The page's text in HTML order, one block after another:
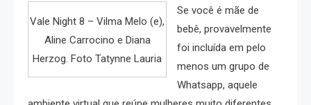
Vale Night 8 – Vilma Melo (e),
Aline Carrocino e Diana
Herzog. Foto Tatynne Lauria
Se você é mãe de
bebê, provavelmente
foi incluída em pelo
menos um grupo de
Whatsapp, aquele